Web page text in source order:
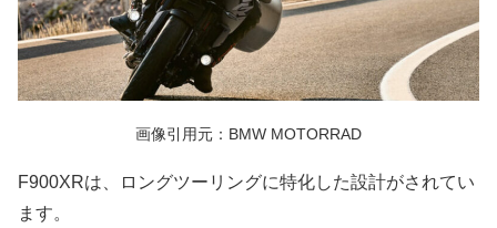
画像引用元：BMW MOTORRAD
F900XRは、ロングツーリングに特化した設計がされてい
ます。